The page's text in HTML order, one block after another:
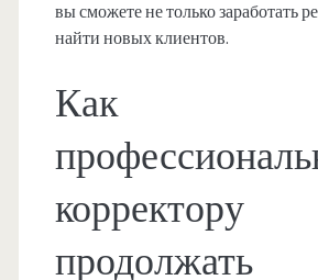
вы сможете не только заработать
найти новых клиентов.
Как
корректору
продолжать